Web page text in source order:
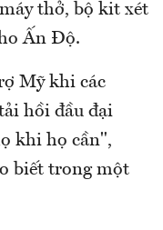
thở, bộ kit xét
Ấn Độ.
Mỹ khi các
hồi đầu đại
khi họ cần",
biết trong một